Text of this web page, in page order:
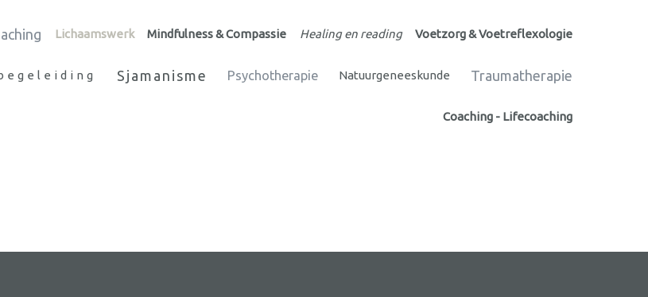
Lichaamswerk Mindfulness & Compassie Healing en reading Voetzorg & Voetreflexologie
Sjamanisme Psychotherapie Natuurgeneeskunde Traumatherapie
Coaching - Lifecoaching